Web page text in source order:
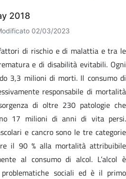
2018
02/03/2023
di rischio e di malattia e tra le
e di disabilità evitabili. Ogni
3,3 milioni di morti. Il consumo di
responsabile di mortalità
di oltre 230 patologie che
17 milioni di anni di vita persi.
e cancro sono le tre categorie
il 90 % alla mortalità attribuibile
al consumo di alcol. L’alcol è
sociali ed è il primo